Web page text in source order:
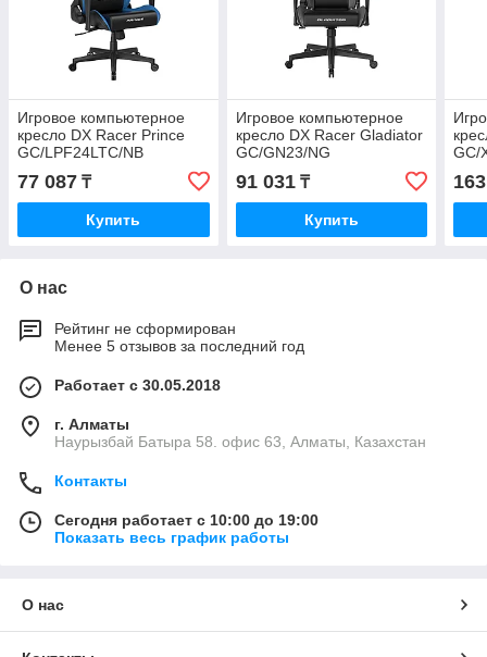
Игровое компьютерное
кресло DX Racer Prince
GC/LPF24LTC/NB
77 087 ₸
Купить
Игровое компьютерное
кресло DX Racer Gladiator
GC/GN23/NG
91 031₸
Купить
GC/
О нас
Рейтинг не сформирован
Менее 5 отзывов за последний год
Работает с 30.05.2018
г. Алматы
Наурызбай Батыра 58. офис 63, Алматы, Казахстан
Контакты
Сегодня работает с 10:00 до 19:00
Показать весь график работы
О нас